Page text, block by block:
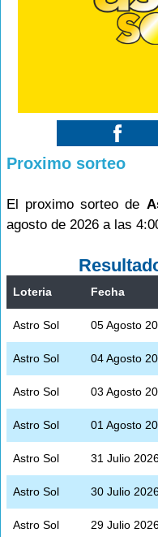
Proximo sorteo
El proximo sorteo de
agosto de 2026 a las
Loteria Fecha
Astro Sol 05 Agosto
Astro Sol 04 Agosto
Astro Sol 03 Agosto
Astro Sol 01 Agosto
Astro Sol 31 Julio
Astro Sol 30 Julio
Astro Sol 29 Julio